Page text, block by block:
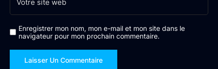
Enregistrer mon nom, mon e-mail et mon site dans le
navigateur pour mon prochain commentaire.